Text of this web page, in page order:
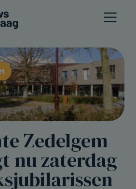
Zedelgem
nu zaterdag